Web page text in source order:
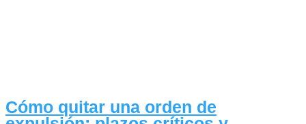
Cómo quitar una orden de